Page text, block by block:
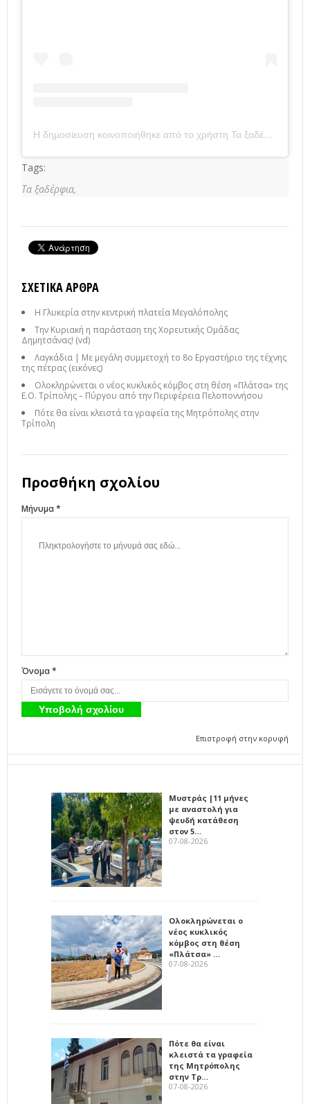
Η δημοσίευση κοινοποιήθηκε από το χρήστη Τα ξαδέρφια (@ta.xaderfia)
Tags:
Τα ξαδέρφια,
ΣΧΕΤΙΚΆ ΆΡΘΡΑ
Η Γλυκερία στην κεντρική πλατεία Μεγαλόπολης
Την Κυριακή η παράσταση της Χορευτικής Ομάδας
Δημητσάνας! (vd)
Λαγκάδια | Με μεγάλη συμμετοχή το 8ο Εργαστήριο της τέχνης
της πέτρας (εικόνες)
Ολοκληρώνεται ο νέος κυκλικός κόμβος στη θέση «Πλάτσα» της
Ε.Ο. Τρίπολης – Πύργου από την Περιφέρεια Πελοποννήσου
Πότε θα είναι κλειστά τα γραφεία της Μητρόπολης στην
Τρίπολη
Προσθήκη σχολίου
Μήνυμα *
Όνομα *
Επιστροφή στην κορυφή
Μυστράς |11 μήνες
με αναστολή για
ψευδή κατάθεση
στον 5…
07-08-2026
Ολοκληρώνεται ο
νέος κυκλικός
κόμβος στη θέση
«Πλάτσα» …
07-08-2026
Πότε θα είναι
κλειστά τα γραφεία
της Μητρόπολης
στην Τρ…
07-08-2026